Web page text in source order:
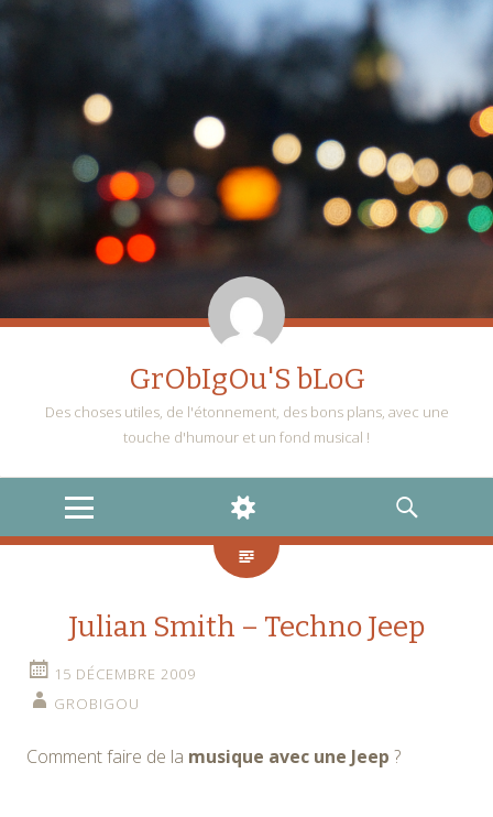
GrObIgOu'S bLoG
Des choses utiles, de l'étonnement, des bons plans, avec une
touche d'humour et un fond musical !
MENU
WIDGETS
RECHERCHE
Julian Smith – Techno Jeep
15 DÉCEMBRE 2009
GROBIGOU
Comment faire de la musique avec une Jeep ?